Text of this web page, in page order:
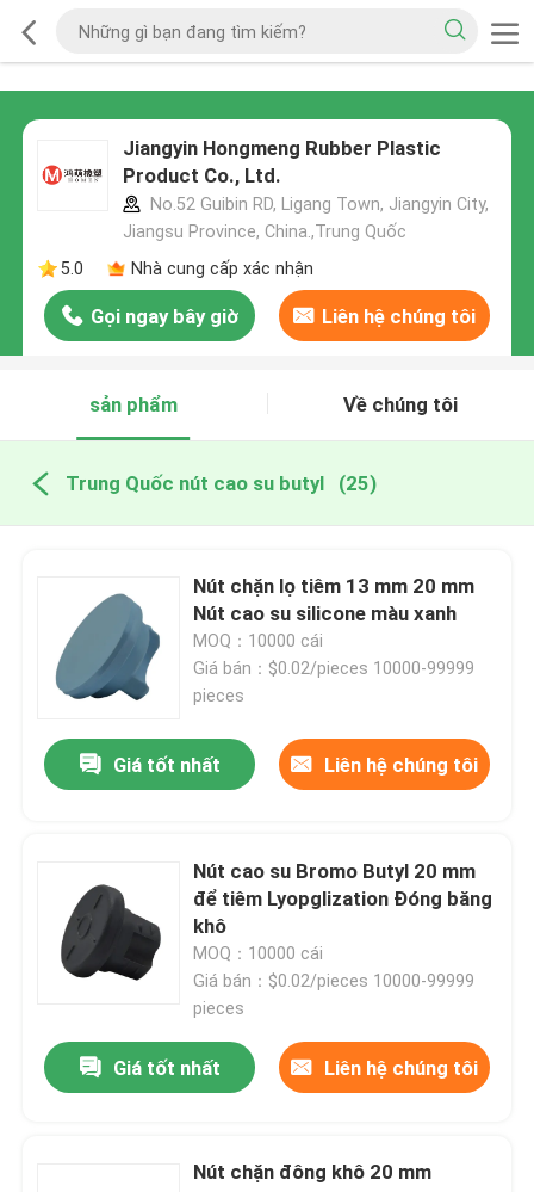
Jiangyin Hongmeng Rubber Plastic
Product Co., Ltd.
No.52 Guibin RD, Ligang Town, Jiangyin City,
Jiangsu Province, China.,Trung Quốc
5.0
Nhà cung cấp xác nhận
Gọi ngay bây giờ Liên hệ chúng tôi
sản phẩm Về chúng tôi
Trung Quốc nút cao su butyl (25)
Nút chặn lọ tiêm 13 mm 20 mm
Nút cao su silicone màu xanh
MOQ：10000 cái
Giá bán：$0.02/pieces 10000-99999
pieces
Giá tốt nhất Liên hệ chúng tôi
Nút cao su Bromo Butyl 20 mm
để tiêm Lyopglization Đóng băng
khô
MOQ：10000 cái
Giá bán：$0.02/pieces 10000-99999
pieces
Giá tốt nhất Liên hệ chúng tôi
Nút chặn đông khô 20 mm